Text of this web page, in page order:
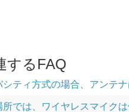
するFAQ
シティ方式の場合、アンテ
所では、ワイヤレスマイクは